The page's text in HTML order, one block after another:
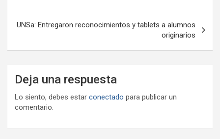
entradas
UNSa: Entregaron reconocimientos y tablets a alumnos
originarios
Deja una respuesta
Lo siento, debes estar conectado para publicar un
comentario.